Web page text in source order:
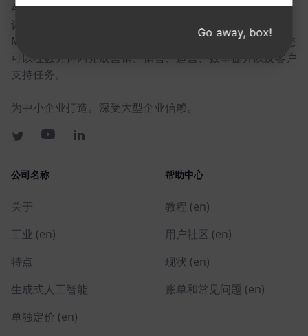
AIPRM 是一款提示词管理工具，也是一个社区驱动的提示
词库。借助面向 ChatGPT、Claude、Gemini、
Midjourney、GPT Image 等众多平台的即用型提示词，您
可以在数分钟内完成营销、销售、运营、效率提升以及客户
支持任务。
为中小企业打造。深受大型企业信赖。
公司名称
关于
工业 (en)
特点
生成式人工智能
单独定价 (en)
帮助中心
教程 (en)
用户社区 (en)
现状 (en)
账单和常见问题 (en)
Go away, box!